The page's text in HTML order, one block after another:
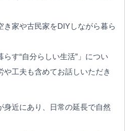
家や古民家をDIYしながら暮ら
らす“自分らしい生活”」につい
工夫も含めてお話しいただき
身近にあり、日常の延長で自然